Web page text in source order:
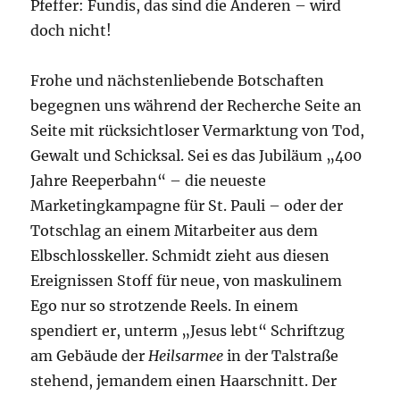
Pfeffer: Fundis, das sind die Anderen – wird
doch nicht!
Frohe und nächstenliebende Botschaften
begegnen uns während der Recherche Seite an
Seite mit rücksichtloser Vermarktung von Tod,
Gewalt und Schicksal. Sei es das Jubiläum „400
Jahre Reeperbahn“ – die neueste
Marketingkampagne für St. Pauli – oder der
Totschlag an einem Mitarbeiter aus dem
Elbschlosskeller. Schmidt zieht aus diesen
Ereignissen Stoff für neue, von maskulinem
Ego nur so strotzende Reels. In einem
spendiert er, unterm „Jesus lebt“ Schriftzug
am Gebäude der Heilsarmee in der Talstraße
stehend, jemandem einen Haarschnitt. Der